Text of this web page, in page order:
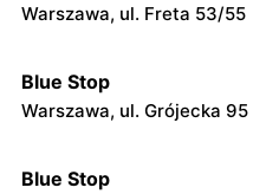
Warszawa, ul. Freta 53/55
Blue Stop
Warszawa, ul. Grójecka 95
Blue Stop